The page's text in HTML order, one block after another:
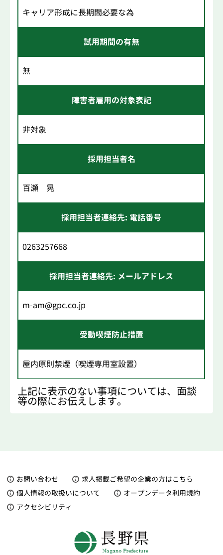
キャリア形成に長期間必要な為
試用期間の有無
無
障害者雇用の対象表記
非対象
採用担当者名
百瀬 晃
採用担当者連絡先: 電話番号
0263257668
採用担当者連絡先: メールアドレス
m-am@gpc.co.jp
受動喫煙防止措置
屋内原則禁煙（喫煙専用室設置）
上記に表示のない事項については、面談
等の際にお伝えします。
お問い合わせ
求人掲載ご希望の企業の方はこちら
個人情報の取扱いについて
オープンデータ利用規約
アクセシビリティ